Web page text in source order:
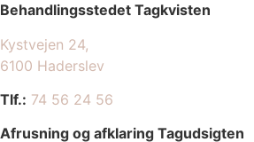
Behandlingsstedet Tagkvisten
Kystvejen 24,
​6100 Haderslev
Tlf.: 74 56 24 56
Afrusning og afklaring Tagudsigten